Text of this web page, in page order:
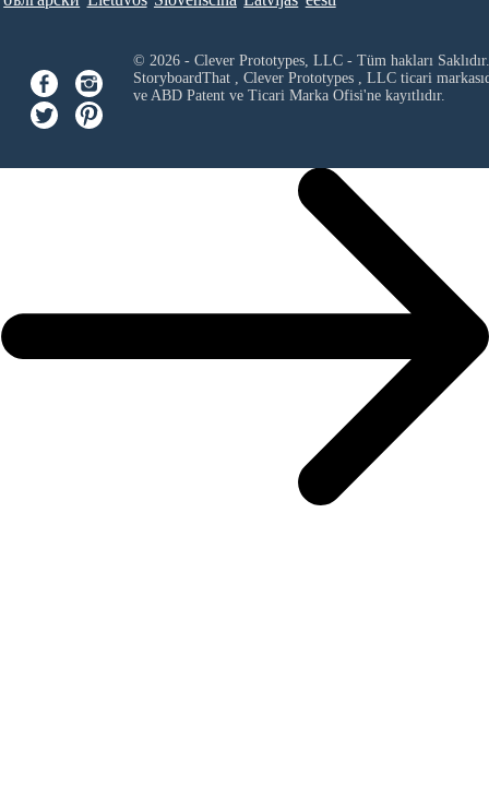
© 2026 - Clever Prototypes, LLC - Tüm hakları Saklıdır.
StoryboardThat , Clever Prototypes , LLCticari
ve ABD Patent ve Ticari Marka Ofisi'ne kayıtlıdır.